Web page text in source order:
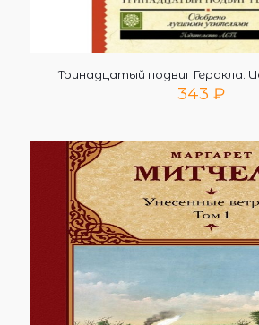
Тринадцатый подвиг Геракла.
343 ₽